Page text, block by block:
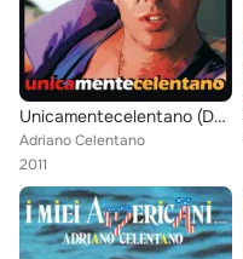
Unicamentecelentano (Deluxe Edition)
Adriano Celentano
2011